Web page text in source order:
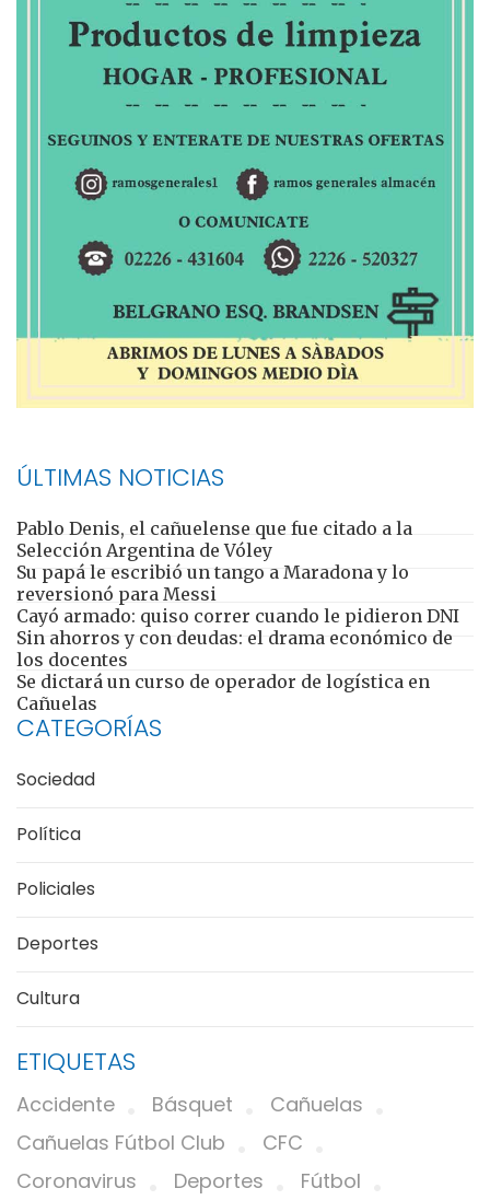
ÚLTIMAS NOTICIAS
Pablo Denis, el cañuelense que fue citado a la
Selección Argentina de Vóley
Su papá le escribió un tango a Maradona y lo
reversionó para Messi
Cayó armado: quiso correr cuando le pidieron DNI
Sin ahorros y con deudas: el drama económico de
los docentes
Se dictará un curso de operador de logística en
Cañuelas
CATEGORÍAS
Sociedad
Política
Policiales
Deportes
Cultura
ETIQUETAS
Accidente Básquet
Cañuelas
Cañuelas Fútbol Club
CFC
Coronavirus
Deportes Fútbol